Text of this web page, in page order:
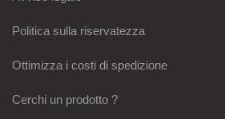
Politica sulla riservatezza
Ottimizza i costi di spedizione
Cerchi un prodotto ?